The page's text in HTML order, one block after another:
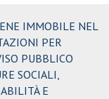
IMMOBILE NEL
PER
PUBBLICO
SOCIALI,
E